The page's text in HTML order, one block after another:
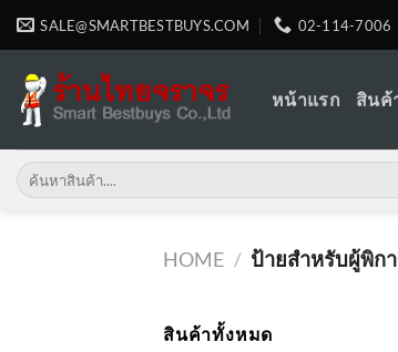
Skip
SALE@SMARTBESTBUYS.COM 02-114-7006
หน้าแรก สินค้
Search
for:
HOME / ป้ายสำหรับผู้พิก
สินค้าทั้งหมด